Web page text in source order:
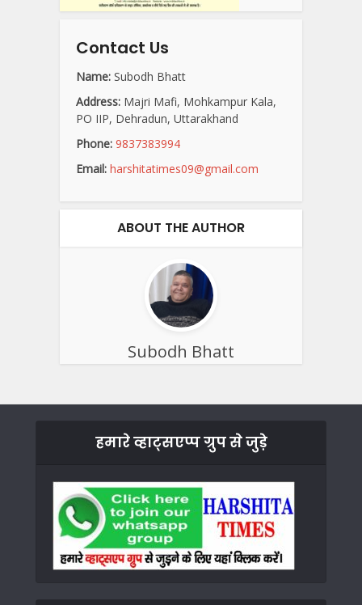
Contact Us
Name: Subodh Bhatt
Address: Majri Mafi, Mohkampur Kala,
PO IIP, Dehradun, Uttarakhand
Phone: 9837383994
Email: harshitatimes09@gmail.com
ABOUT THE AUTHOR
Subodh Bhatt
हमारे व्हाट्सएप्प ग्रुप से जुड़े